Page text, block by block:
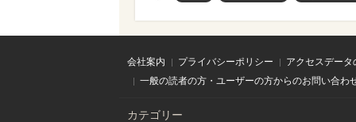
会社案内 プライバシーポリシー
アクセスデー
一般の読者の方・ユーザーの方からのお問い合わ
カテゴリー